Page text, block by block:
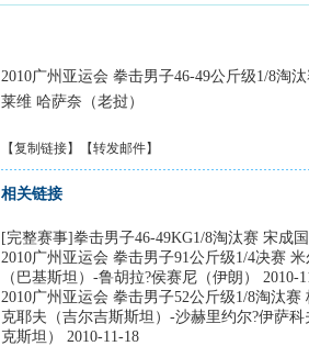
2010广州亚运会 拳击男子46-49公斤级1/8淘
莱维 哈萨奈（老挝）
【复制链接】【转发邮件】
相关链接
[完整赛事]拳击男子46-49KG1/8淘汰赛 宋成
2010广州亚运会 拳击男子91公斤级1/4决赛
（巴基斯坦）-鲁胡拉?侯赛尼（伊朗） 2010-
2010广州亚运会 拳击男子52公斤级1/8淘汰赛
克耶夫（吉尔吉斯斯坦）-沙赫里约尔?伊萨科
克斯坦） 2010-11-18